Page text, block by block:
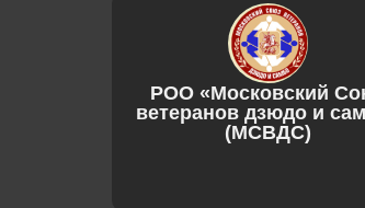
РОО «Московский
ветеранов дзюдо и
(МСВДС)